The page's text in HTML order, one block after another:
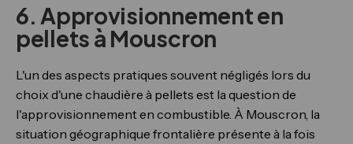
6. Approvisionnement en
pellets à Mouscron
L'un des aspects pratiques souvent négligés lors du
choix d'une chaudière à pellets est la question de
l'approvisionnement en combustible. À Mouscron, la
situation géographique frontalière présente à la fois